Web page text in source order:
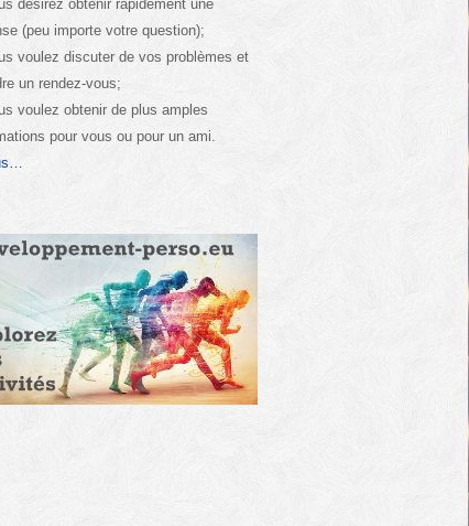
désirez obtenir rapidement une
(peu importe votre question);
voulez discuter de vos problèmes et
un rendez-vous;
voulez obtenir de plus amples
pour vous ou pour un ami.